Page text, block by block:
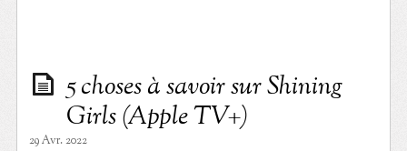
5 choses à savoir sur Shining
Girls (Apple TV+)
29 Avr. 2022